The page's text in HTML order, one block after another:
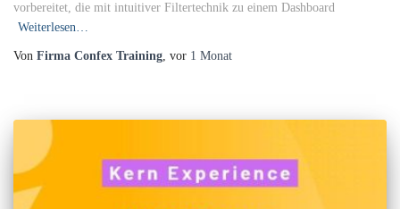
vorbereitet, die mit intuitiver Filtertechnik zu einem Dashboard
Weiterlesen…
Von Firma Confex Training, vor 1 Monat